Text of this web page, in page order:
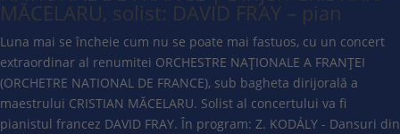
MĂCELARU, solist: DAVID FRAY – pian
Luna mai se încheie cum nu se poate mai fastuos, cu un concert
extraordinar al renumitei ORCHESTRE NAȚIONALE A FRANȚEI
(ORCHETRE NATIONAL DE FRANCE), sub bagheta dirijorală a
maestrului CRISTIAN MĂCELARU. Solist al concertului va fi
pianistul francez DAVID FRAY. În program: Z. KODÁLY - Dansuri din